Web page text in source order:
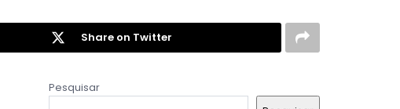
Share on Twitter
Pesquisar